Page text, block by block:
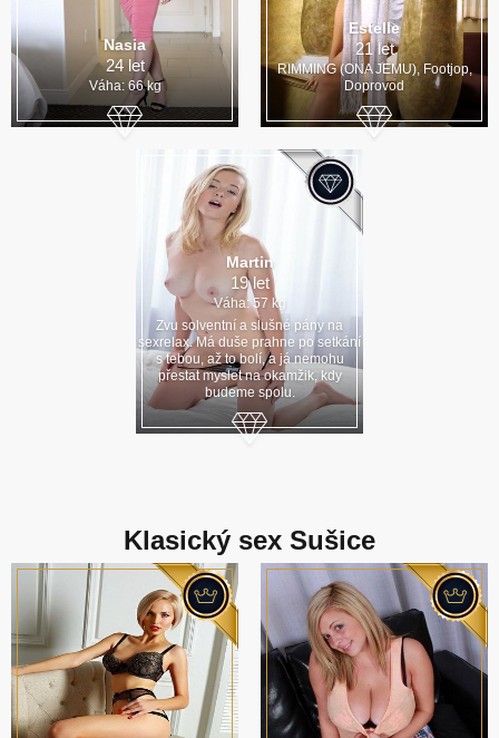
Nasia
24 let
Váha: 66 kg
Estelle
21 let
RIMMING (ONA JEMU), Footjop,
Doprovod
Martin
19 let
Váha: 57 kg
Zvu solventní a slušné pány na
sexrelax. Má duše prahne po setkání
s tebou, až to bolí, a já nemohu
přestat myslet na okamžik, kdy
budeme spolu.
Klasický sex Sušice